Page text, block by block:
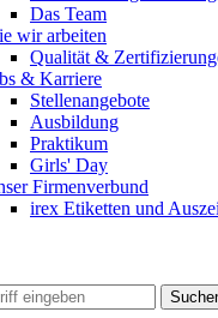
Das Team
wir arbeiten
Qualität &
& Karriere
Stellenangebote
Ausbildung
Praktikum
Girls' Day
Firmenverbund
irex Etiketten und